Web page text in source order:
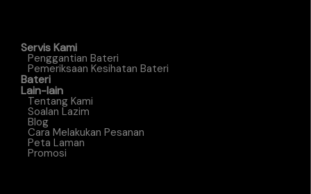
Servis Kami
Penggantian Bateri
Pemeriksaan Kesihatan Bateri
Bateri
Lain-lain
Tentang Kami
Soalan Lazim
Blog
Cara Melakukan Pesanan
Peta Laman
Promosi